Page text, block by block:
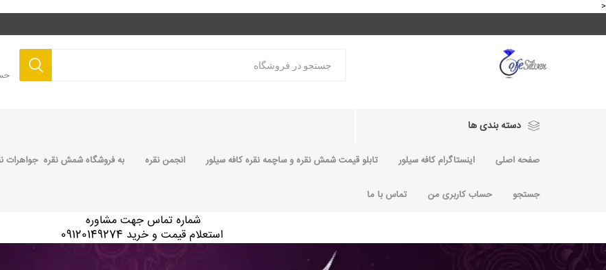
<
دسته بندی ها
صفحه اصلی اینستاگرام کافه سیلور تابلو قیمت شمش نقره و ساچمه نقره کافه سیلور انجمن نقره به فروشگاه شمش نقره جواهرات
جستجو حساب کاربری من تماس با ما
شماره تماس جهت مشاوره
استعلام قیمت و خرید 09120149274